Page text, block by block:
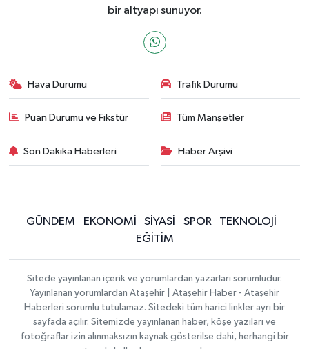
bir altyapı sunuyor.
Hava Durumu Trafik Durumu
Puan Durumu ve Fikstür Tüm Manşetler
Son Dakika Haberleri Haber Arşivi
GÜNDEM EKONOMİ SİYASİ SPOR
TEKNOLOJİ
EĞİTİM
Sitede yayınlanan içerik ve yorumlardan yazarları sorumludur.
Yayınlanan yorumlardan Ataşehir | Ataşehir Haber - Ataşehir
Haberleri sorumlu tutulamaz. Sitedeki tüm harici linkler ayrı bir
sayfada açılır. Sitemizde yayınlanan haber, köşe yazıları ve
fotoğraflar izin alınmaksızın kaynak gösterilse dahi, herhangi bir